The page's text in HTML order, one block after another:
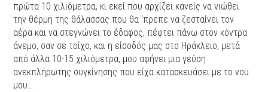
πρώτα 10 χιλιόμετρα, κι εκεί που αρχίζει κανείς να νιώθει
την θέρμη της θάλασσας που θα ‘πρεπε να ζεσταίνει τον
αέρα και να στεγνώνει το έδαφος, πέφτει πάνω στον κόντρα
άνεμο, σαν σε τοίχο, και η είσοδός μας στο Ηράκλειο, μετά
από άλλα 10-15 χιλιόμετρα, μου αφήνει μια γεύση
ανεκπλήρωτης συγκίνησης που είχα κατασκευάσει με το νου
μου…